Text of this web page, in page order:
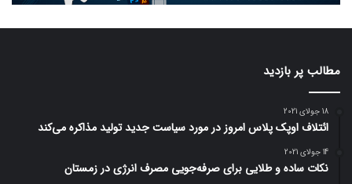
مطالب پر بازدید
18 جولای 2021
ائتلاف اوپک پلاس امروز در مورد سیاست جدید تولید مذاکره می‌کند
14 جولای 2021
نکات ساده و طلایی برای صرفه‌جویی مصرف انرژی در زمستان